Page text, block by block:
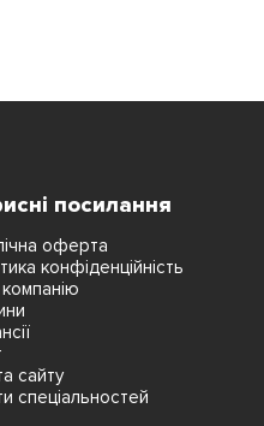
посилання
оферта
конфіденційність
сайту
спеціальностей